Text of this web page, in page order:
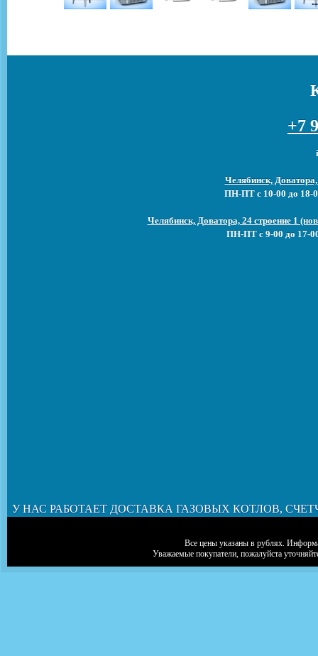
+7
Челябинск,
ПН-ПТ с 10-00 до 18-
Челябинск, Доватора, 24 строение 1
ПН-ПТ с 9-00 до 17-
У НАС РАБОТАЕТ ДОСТАВКА ГАЗОВЫХ КОТЛОВ,
Все цены указаны в рублях.
Уважаемые покупатели, пожалуйста